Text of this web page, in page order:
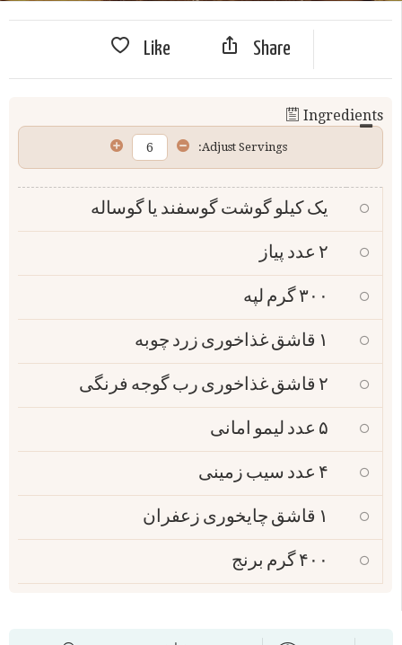
Share
Like
Ingredients
Adjust Servings:
یک کیلو گوشت گوسفند یا گوساله
۲ عدد پیاز
۳۰۰ گرم لپه
۱ قاشق غذاخوری زرد چوبه
۲ قاشق غذاخوری رب گوجه فرنگی
۵ عدد لیمو امانی
۴ عدد سیب زمینی
۱ قاشق چایخوری زعفران
۴۰۰ گرم برنج